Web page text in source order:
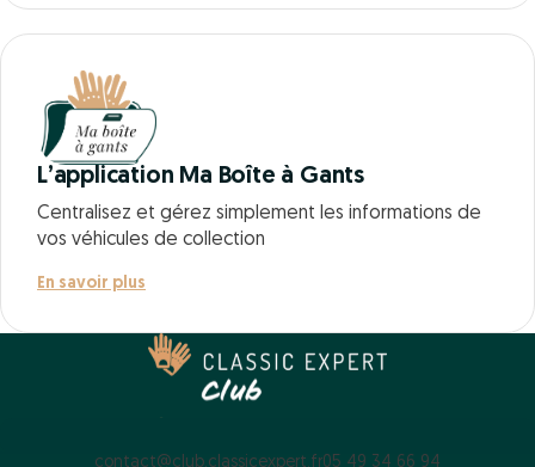
L’application Ma Boîte à Gants
Centralisez et gérez simplement les informations de
vos véhicules de collection
En savoir plus
contact@club.classicexpert.fr05 49 34 66 94